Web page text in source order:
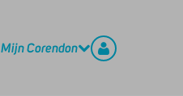
Mijn Corendon